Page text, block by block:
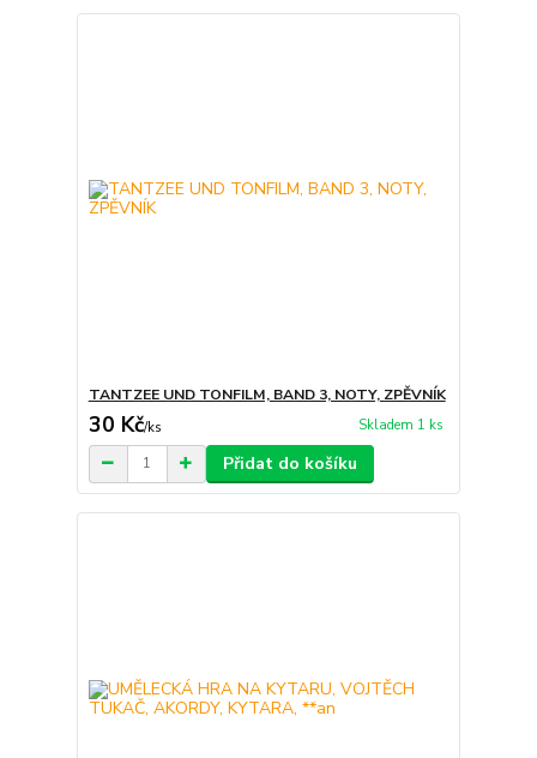
TANTZEE UND TONFILM, BAND 3, NOTY, ZPĚVNÍK
30 Kč/ks Skladem 1 ks
Přidat do košíku